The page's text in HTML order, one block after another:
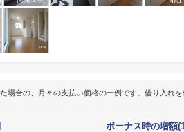
場合の、月々の支払い価格の一例です。借り入れ
ボーナス時の増額